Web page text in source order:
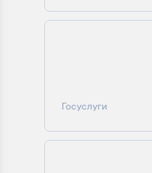
Госуслуги